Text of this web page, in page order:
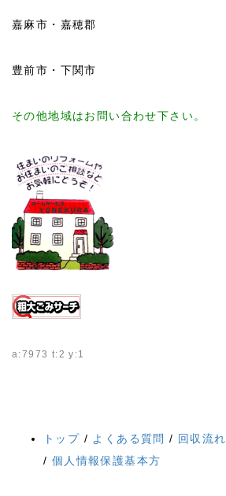
嘉麻市・嘉穂郡
豊前市・下関市
その他地域はお問い合わせ下さい。
a:7973 t:2 y:1
トップ / よくある質問 / 回収流れ
/ 個人情報保護基本方